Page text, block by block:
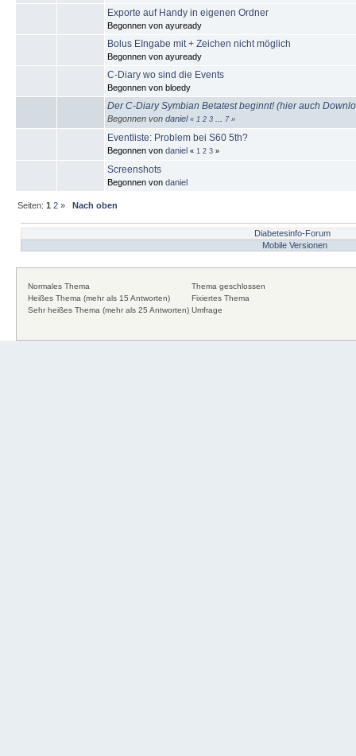
Exporte auf Handy in eigenen Ordner
Begonnen von ayuready
Bolus EIngabe mit + Zeichen nicht möglich
Begonnen von ayuready
C-Diary wo sind die Events
Begonnen von bloedy
Der C-Diary Symbian Betatest beginnt! (hier auch
Begonnen von daniel « 1 2 3 7»
Eventliste: Problem bei S60 5th?
Begonnen von daniel « 1 2 3 »
Screenshots
Begonnen von daniel
Seiten:1 2 » Nach oben
Diabetesinfo-Forum
Mobile Versionen
Normales Thema
Heißes Thema (mehr als 15 Antworten)
Sehr heißes Thema (mehr als 25 Antworten)
Thema geschlossen
Fixiertes Thema
Umfrage